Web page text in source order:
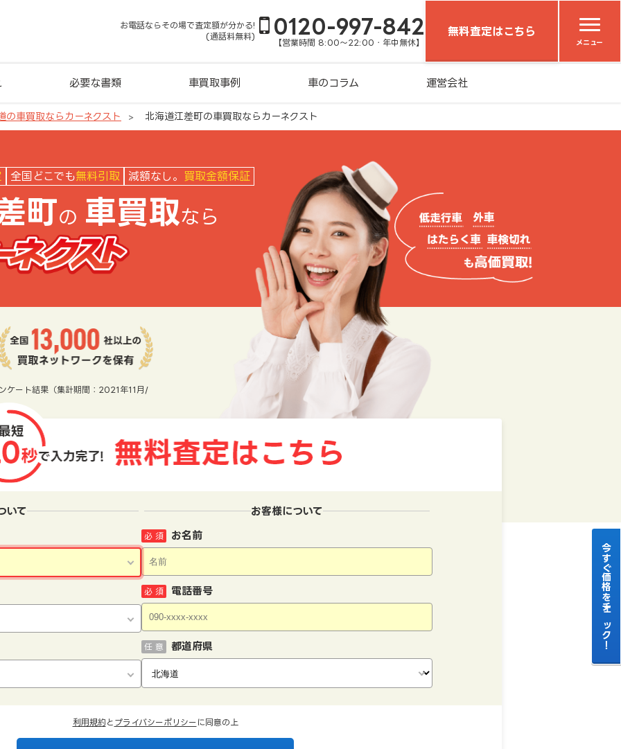
お電話ならその場で査定額が分かる!
(通話料無料)
0120-997-842
【営業時間 8:00～22:00・年中無休】
無料査定はこちら
メニュー
必要な書類 車買取事例 車のコラム 運営会社
の車買取ならカーネクスト 北海道江差町の車買取ならカーネクスト
全国どこでも無料引取 減額なし。 買取金額保証
町の 車買取なら
ケート結果（集計期間：2021年11月/
いて お客様について
お名前
必 須
電話番号
必 須
都道府県
任 意
利用規約 と プライバシーポリシー に同意の上
今すぐ価格をチェック！